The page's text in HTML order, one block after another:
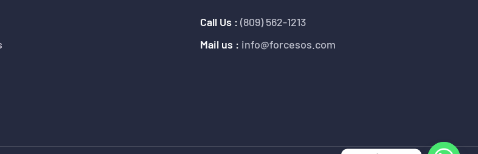
Call Us : (809) 562-1213
Mail us : info@forcesos.com